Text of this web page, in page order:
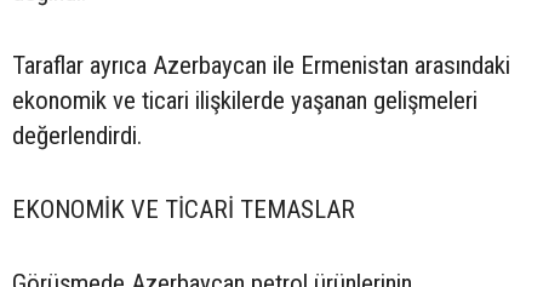
Taraflar ayrıca Azerbaycan ile Ermenistan arasındaki
ekonomik ve ticari ilişkilerde yaşanan gelişmeleri
değerlendirdi.
EKONOMİK VE TİCARİ TEMASLAR